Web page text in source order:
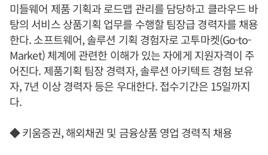
미들웨어 제품 기획과 로드맵 관리를 담당하고 클라우드 바
탕의 서비스 상품기획 업무를 수행할 팀장급 경력자를 채용
한다. 소프트웨어, 솔루션 기획 경험자로 고투마켓(Go-to-
Market) 체계에 관련한 이해가 있는 자에게 지원자격이 주
어진다. 제품기획 팀장 경력자, 솔루션 아키텍트 경험 보유
자, 7년 이상 경력자 등은 우대한다. 접수기간은 15일까지
다.
◆ 키움증권, 해외채권 및 금융상품 영업 경력직 채용